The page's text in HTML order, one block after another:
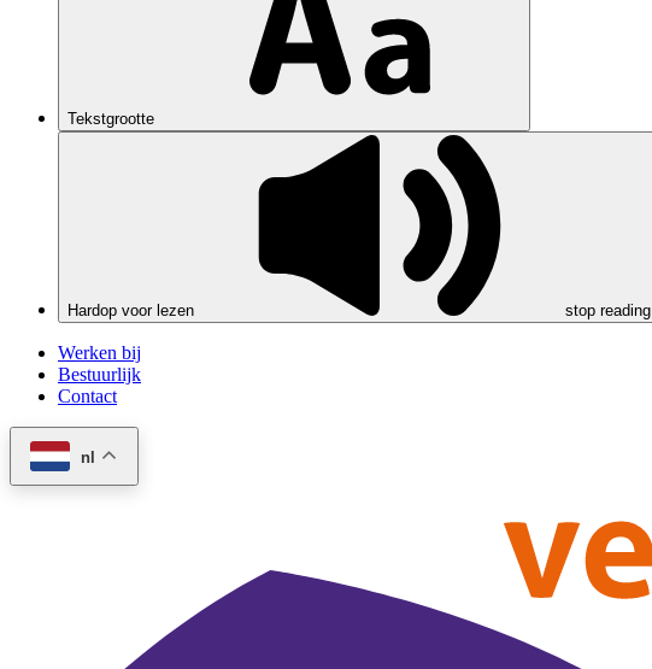
Tekstgrootte
Hardop voor lezen stop reading
Werken bij
Bestuurlijk
Contact
nl